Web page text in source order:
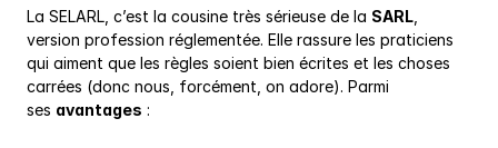
La SELARL, c’est la cousine très sérieuse de la SARL
version profession réglementée. Elle rassure les praticiens
qui aiment que les règles soient bien écrites et les choses
carrées (donc nous, forcément, on adore). Parmi
ses avantages :